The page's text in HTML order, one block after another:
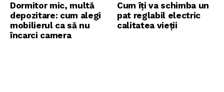
Dormitor mic, multă
depozitare: cum alegi
mobilierul ca să nu
încarci camera
Cum îți va schimba un
pat reglabil electric
calitatea vieții